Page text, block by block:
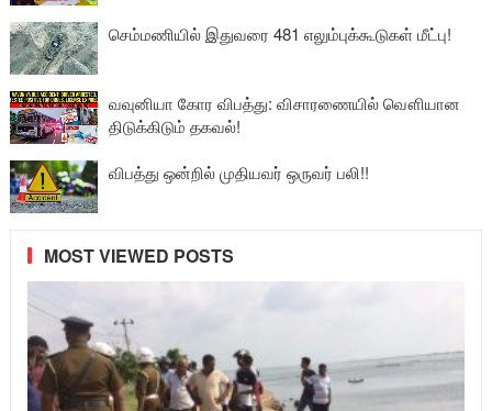
செம்மணியில் இதுவரை 481 எலும்புக்கூடுகள் மீட்பு!
வவுனியா கோர விபத்து: விசாரணையில் வௌியான
திடுக்கிடும் தகவல்!
விபத்து ஒன்றில் முதியவர் ஒருவர் பலி!!
MOST VIEWED POSTS